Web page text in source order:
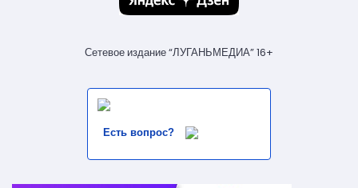
Сетевое издание “ЛУГАНЬМЕДИА” 16+
Есть вопрос?